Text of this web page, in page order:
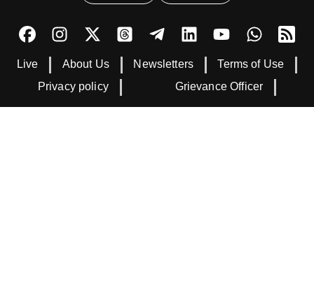
Live About Us Newsletters
Terms of Use
Privacy policy
Grievance Officer